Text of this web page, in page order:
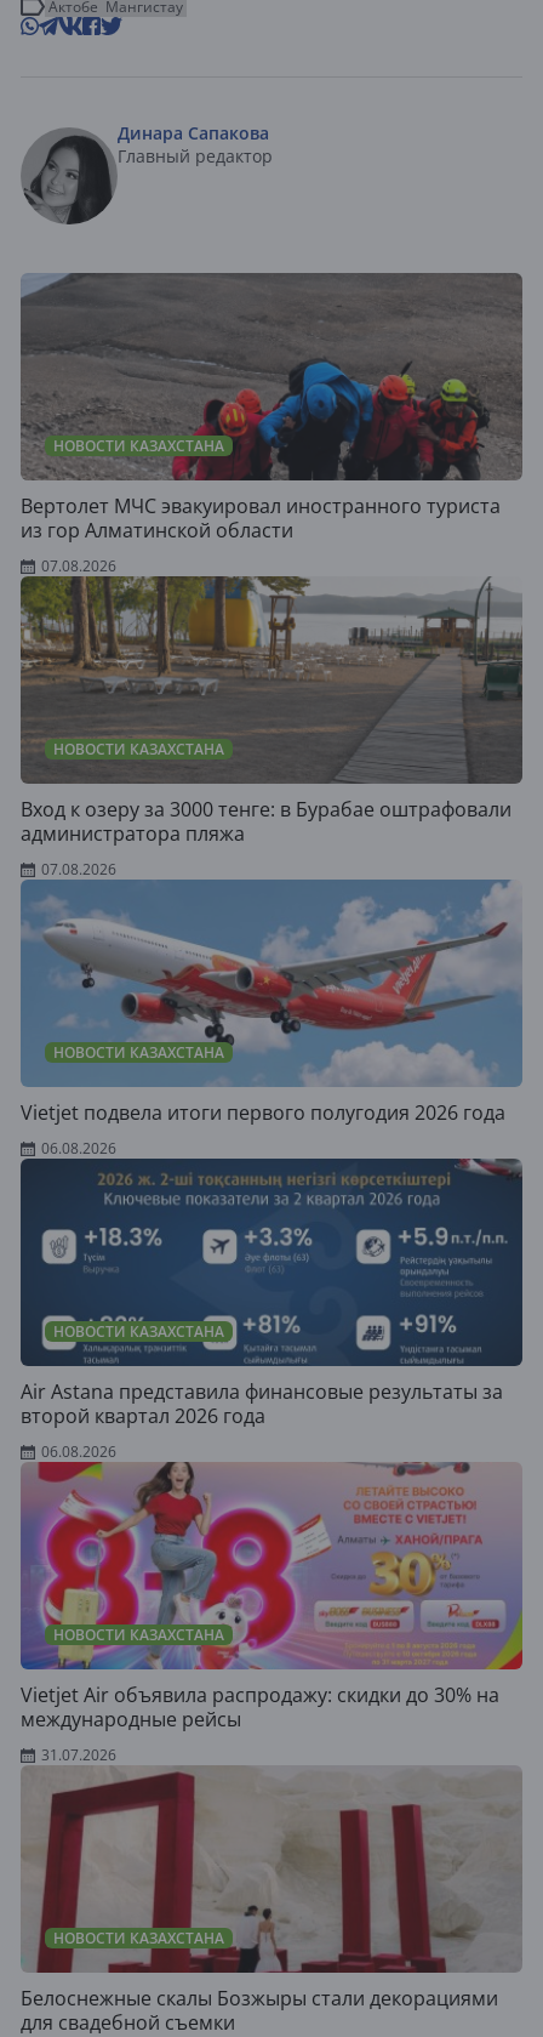
Актобе Мангистау
Динара Сапакова
Главный редактор
НОВОСТИ КАЗАХСТАНА
Вертолет МЧС эвакуировал иностранного туриста
из гор Алматинской области
07.08.2026
НОВОСТИ КАЗАХСТАНА
Вход к озеру за 3000 тенге: в Бурабае оштрафовали
администратора пляжа
07.08.2026
НОВОСТИ КАЗАХСТАНА
Vietjet подвела итоги первого полугодия 2026 года
06.08.2026
НОВОСТИ КАЗАХСТАНА
Air Astana представила финансовые результаты за
второй квартал 2026 года
06.08.2026
НОВОСТИ КАЗАХСТАНА
Vietjet Air объявила распродажу: скидки до 30% на
международные рейсы
31.07.2026
НОВОСТИ КАЗАХСТАНА
Белоснежные скалы Бозжыры стали декорациями
для свадебной съемки